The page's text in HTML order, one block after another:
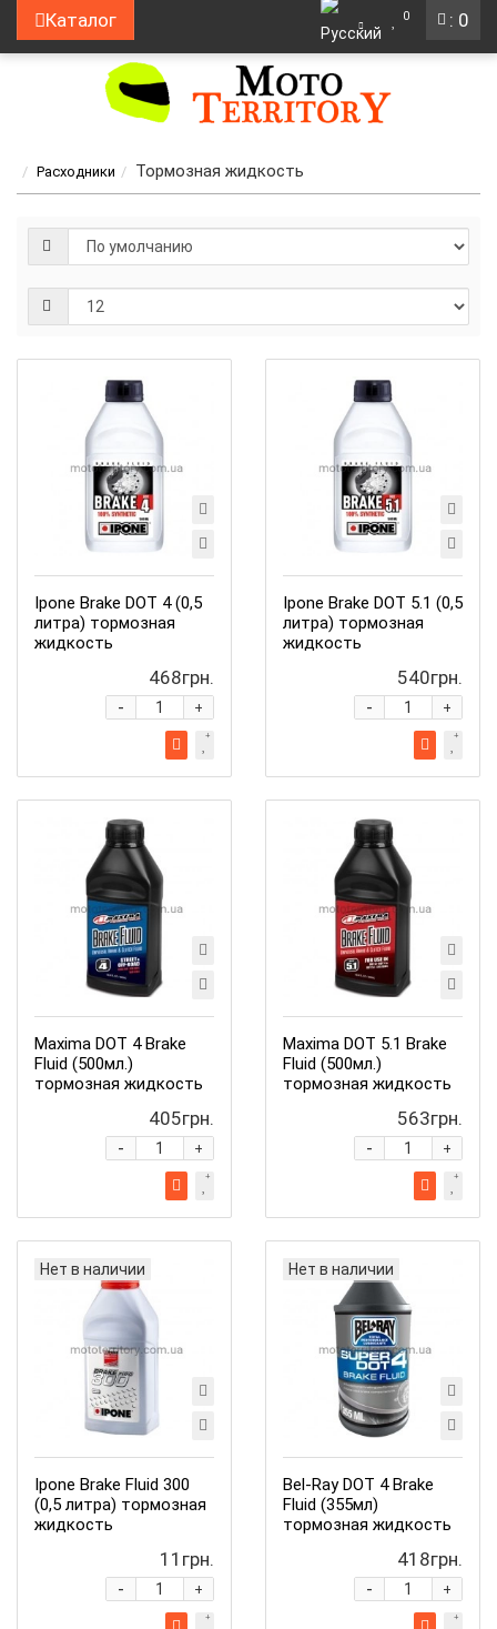
: 0
Каталог 0
Расходники Тормозная жидкость
Ipone Brake DOT 4 (0,5
литра) тормозная
жидкость
468грн.
+
-
Ipone Brake DOT 5.1 (0,5
литра) тормозная
жидкость
540грн.
+
-
Maxima DOT 4 Brake
Fluid (500мл.)
тормозная жидкость
405грн.
+
-
Maxima DOT 5.1 Brake
Fluid (500мл.)
тормозная жидкость
563грн.
+
-
Нет в наличии
Ipone Brake Fluid 300
(0,5 литра) тормозная
жидкость
11грн.
+
-
Нет в наличии
Bel-Ray DOT 4 Brake
Fluid (355мл)
тормозная жидкость
418грн.
+
-